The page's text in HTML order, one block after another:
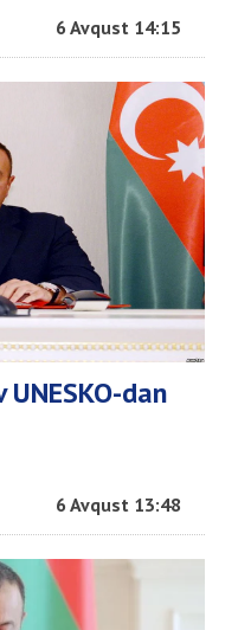
6 Avqust 14:15
dan
6 Avqust 13:48